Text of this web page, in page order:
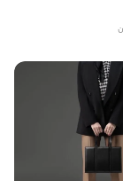
نداشته و